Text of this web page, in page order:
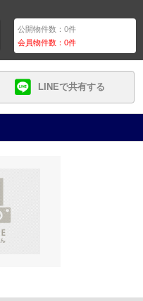
公開物件数：0件
会員物件数：0件
LINEで共有する